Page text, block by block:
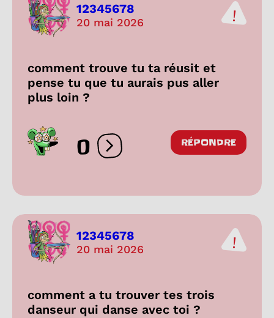
12345678
20 mai 2026
comment trouve tu ta réusit et
pense tu que tu aurais pus aller
plus loin ?
0 Ouvrir les réactions
RÉPONDRE
12345678
20 mai 2026
comment a tu trouver tes trois
danseur qui danse avec toi ?